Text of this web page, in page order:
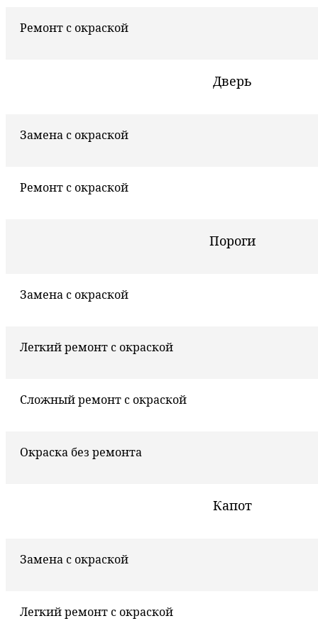
Ремонт с окраской
Дверь
Замена с окраской
Ремонт с окраской
Пороги
Замена с окраской
Легкий ремонт с окраской
Сложный ремонт с окраской
Окраска без ремонта
Капот
Замена с окраской
Легкий ремонт с окраской